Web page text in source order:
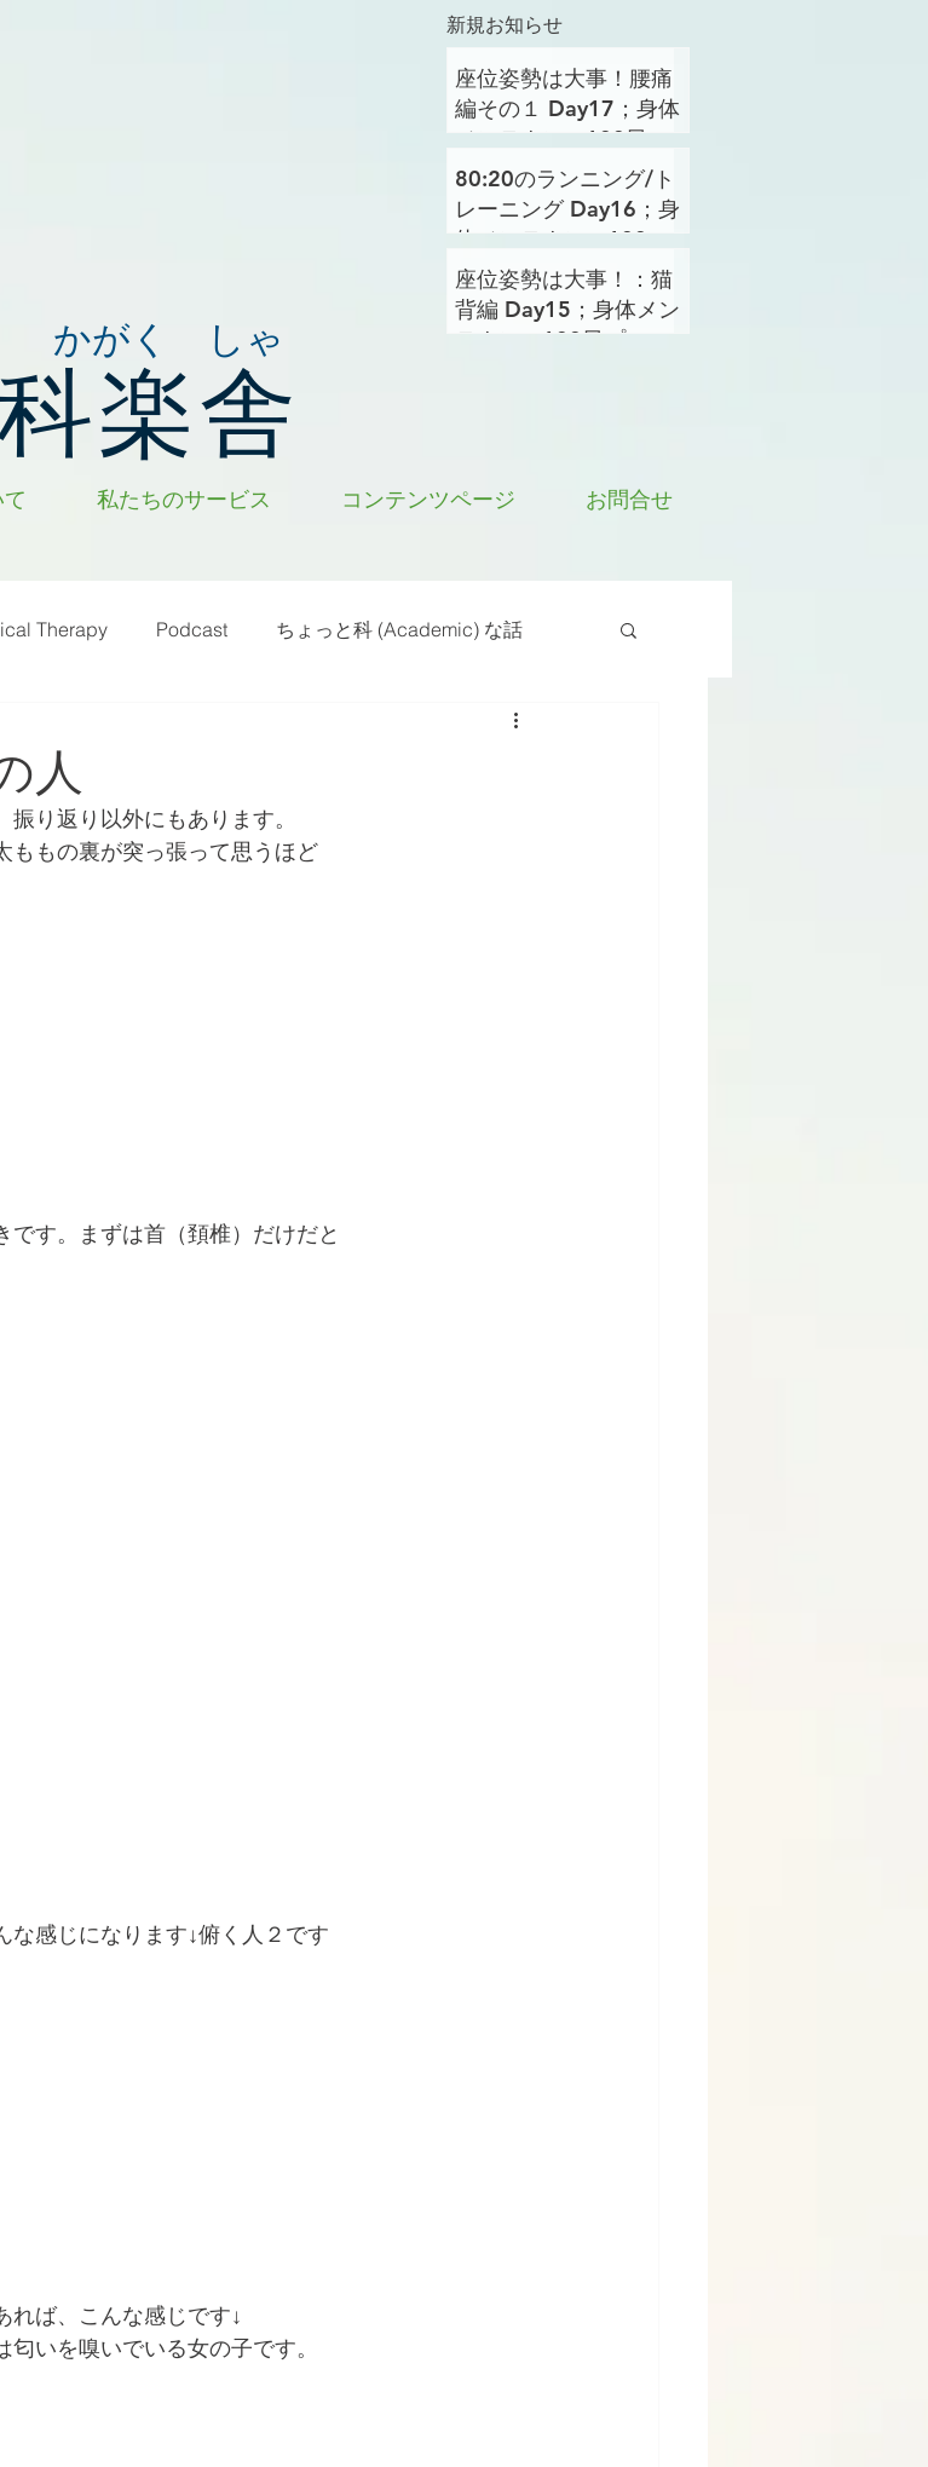
新規お知らせ
かがく しゃ
楽舎
座位姿勢は大事！腰痛
編その１ Day17；身体
メンテナンス100日プ
ロジェクト
80:20のランニング/ト
レーニング Day16；身
体メンテナンス100日
プロジェクト
座位姿勢は大事！：猫
背編 Day15；身体メン
テナンス100日プロジ
私たちのサービス コンテンツページ お問合せ
Therapy Podcast ちょっと科 (Academic) な話
体運動 姿勢 バランス
人
り返り以外にもあります。
ももの裏が突っ張って思うほど
す。まずは首（頚椎）だけだと
な感じになります↓俯く人２です
れば、こんな感じです↓
いを嗅いでいる女の子です。